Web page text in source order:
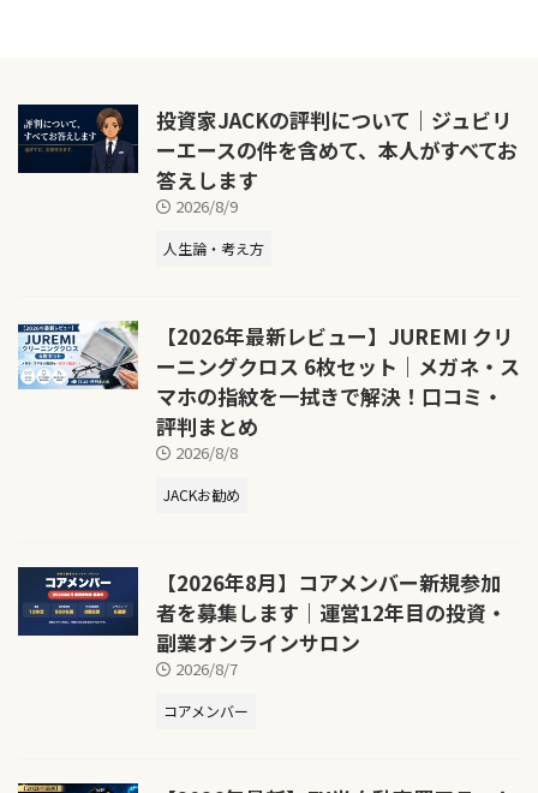
投資家JACKの評判について｜ジュビリ
ーエースの件を含めて、本人がすべてお
答えします
2026/8/9
人生論・考え方
【2026年最新レビュー】JUREMI クリ
ーニングクロス 6枚セット｜メガネ・ス
マホの指紋を一拭きで解決！口コミ・
評判まとめ
2026/8/8
JACKお勧め
【2026年8月】コアメンバー新規参加
者を募集します｜運営12年目の投資・
副業オンラインサロン
2026/8/7
コアメンバー